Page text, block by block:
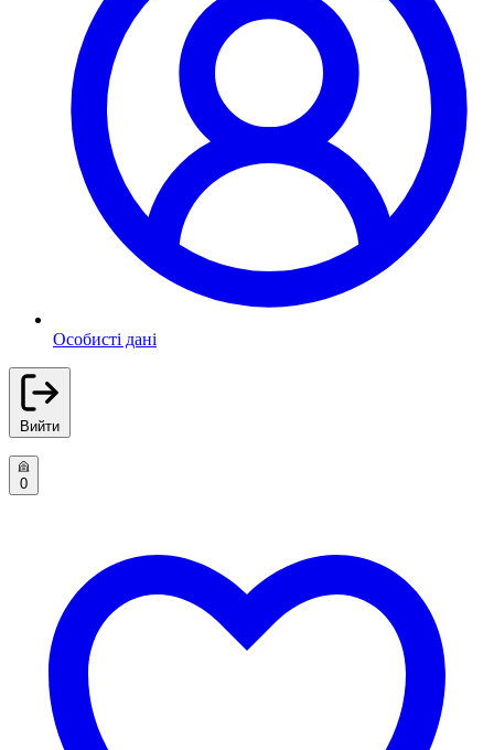
Особисті дані
Вийти
0